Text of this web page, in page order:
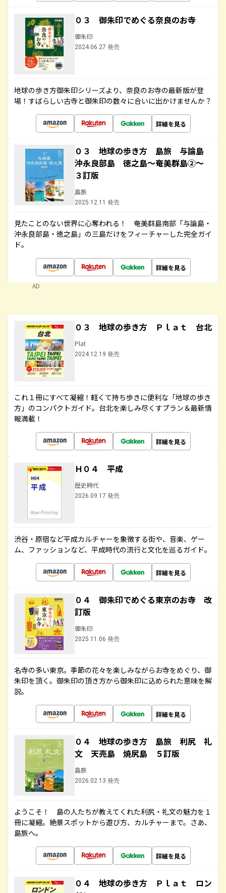
０３ 御朱印でめぐる奈良のお寺
御朱印
2024.06.27 発売
地球の歩き方御朱印シリーズより、奈良のお寺の最新版が登
場！すばらしい古寺と御朱印の数々に合いに出かけませんか？
詳細を見る
０３ 地球の歩き方 島旅 与論島
沖永良部島 徳之島～奄美群島②～
３訂版
島旅
2025.12.11 発売
見たことのない世界に心奪われる！ 奄美群島南部「与論島・
沖永良部島・徳之島」の三島だけをフィーチャーした完全ガイ
ド。
詳細を見る
AD
０３ 地球の歩き方 Ｐｌａｔ 台北
Plat
2024.12.19 発売
これ１冊にすべて凝縮！軽くて持ち歩きに便利な「地球の歩き
方」のコンパクトガイド。台北を楽しみ尽くすプラン＆最新情
報満載！
詳細を見る
Ｈ０４ 平成
歴史時代
2026.09.17 発売
渋谷・原宿など平成カルチャーを象徴する街や、音楽、ゲー
ム、ファッションなど、平成時代の流行と文化を巡るガイド。
詳細を見る
０４ 御朱印でめぐる東京のお寺 改
訂版
御朱印
2025.11.06 発売
名寺の多い東京。季節の花々を楽しみながらお寺をめぐり、御
朱印を頂く。御朱印の頂き方から御朱印に込められた意味を解
説。
詳細を見る
０４ 地球の歩き方 島旅 利尻 礼
文 天売島 焼尻島 ５訂版
島旅
2026.02.13 発売
ようこそ！ 島の人たちが教えてくれた利尻・礼文の魅力を１
冊に凝縮。絶景スポットから遊び方、カルチャーまで。さあ、
島旅へ。
詳細を見る
０４ 地球の歩き方 Ｐｌａｔ ロン